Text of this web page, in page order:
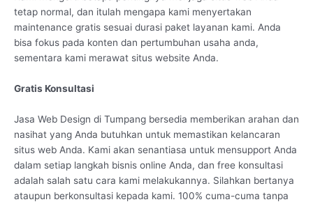
tetap normal, dan itulah mengapa kami menyertakan
maintenance gratis sesuai durasi paket layanan kami. Anda
bisa fokus pada konten dan pertumbuhan usaha anda,
sementara kami merawat situs website Anda.
Gratis Konsultasi
Jasa Web Design di Tumpang bersedia memberikan arahan dan
nasihat yang Anda butuhkan untuk memastikan kelancaran
situs web Anda. Kami akan senantiasa untuk mensupport Anda
dalam setiap langkah bisnis online Anda, dan free konsultasi
adalah salah satu cara kami melakukannya. Silahkan bertanya
ataupun berkonsultasi kepada kami. 100% cuma-cuma tanpa